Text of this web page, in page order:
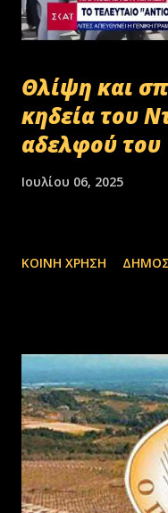
Θλίψη και
κηδεία του
αδελφού του
Ιουλίου 06, 2025
ΚΟΙΝΉ ΧΡΉΣΗ